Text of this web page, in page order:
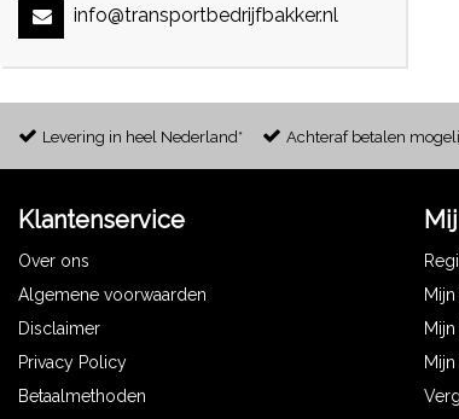
info@transportbedrijfbakker.nl
Levering in heel Nederland* Achteraf betalen
Klantenservice
Over ons
Algemene voorwaarden
Disclaimer
Privacy Policy
Betaalmethoden